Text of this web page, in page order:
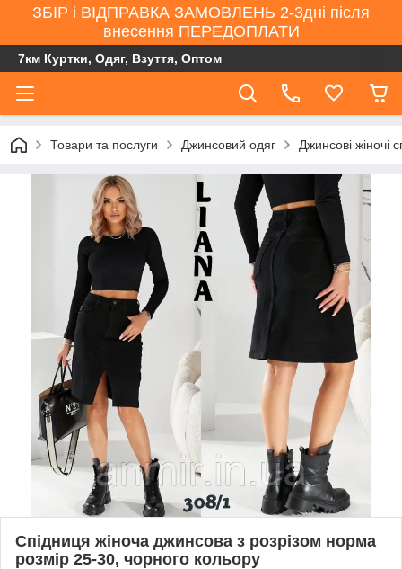
ЗБІР і ВІДПРАВКА ЗАМОВЛЕНЬ 2-3дні після
внесення ПЕРЕДОПЛАТИ
7км Куртки, Одяг, Взуття, Оптом
Товари та послуги Джинсовий одяг Джинсові жіночі
Спідниця жіноча джинсова з розрізом норма
розмір 25-30, чорного кольору